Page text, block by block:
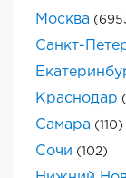
Москва
Санкт-
Краснодар
Самара (110)
Сочи (102)